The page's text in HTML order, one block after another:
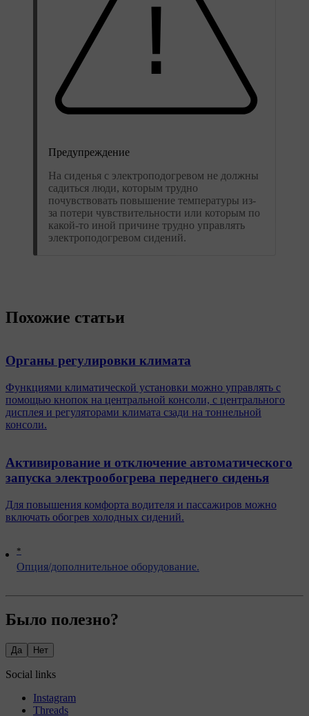
Предупреждение
На сиденья с электроподогревом не должны
садиться люди, которым трудно
почувствовать повышение температуры из-
за потери чувствительности или которым по
какой-то иной причине трудно управлять
электроподогревом сидений.
*
Опция/дополнительное оборудование.
Похожие статьи
Органы регулировки климата
Функциями климатической установки можно управлять с
помощью кнопок на центральной консоли, с центрального
дисплея и регуляторами климата сзади на тоннельной
консоли.
Активирование и отключение автоматического
запуска электрообогрева переднего сиденья
Для повышения комфорта водителя и пассажиров можно
включать обогрев холодных сидений.
Было полезно?
Да Нет